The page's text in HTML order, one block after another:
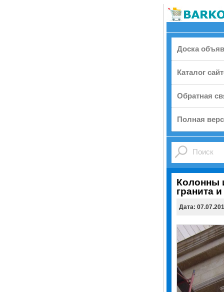
Доска
Каталог
Обратная
Полная
Колонны
гранита
Дата: